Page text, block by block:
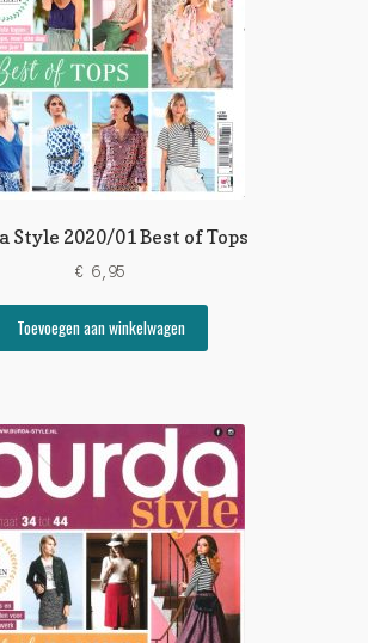
Style 2020/01 Best of Tops
€ 6,95
Toevoegen aan winkelwagen